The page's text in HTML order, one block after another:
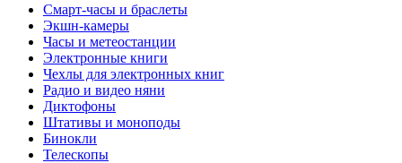
Смарт-часы и браслеты
Экшн-камеры
Часы и метеостанции
Электронные книги
Чехлы для электронных книг
Радио и видео няни
Диктофоны
Штативы и моноподы
Бинокли
Телескопы